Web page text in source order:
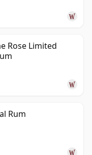
Rose Limited
Rum